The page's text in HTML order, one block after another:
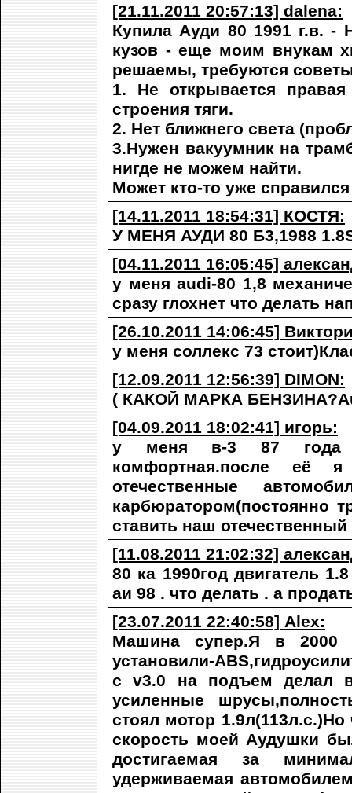
[21.11.2011 20:57:13] dalena:
Купила Ауди 80 1991 г.в.
кузов - еще моим внукам
решаемы, требуются
1. Не открывается
строения тяги.
2. Нет ближнего света
3.Нужен вакуумник на
нигде не можем найти.
Может кто-то уже
[14.11.2011 18:54:31] КОСТЯ:
У МЕНЯ АУДИ 80 Б3,1988
[04.11.2011 16:05:45]
у меня audi-80 1,8
сразу глохнет что делать
[26.10.2011 14:06:45]
у меня соллекс 73
[12.09.2011 12:56:39] DIMON:
( КАКОЙ МАРКА
[04.09.2011 18:02:41] игорь:
у меня в-3 87 года
комфортная.после её
отечественные
карбюратором(постоянно
ставить наш
[11.08.2011 21:02:32]
80 ка 1990год двигатель
аи 98 . что делать . а
[23.07.2011 22:40:58] Alex:
Машина супер.Я в 2000
установили-
с v3.0 на подъем делал
усиленные
стоял мотор
скорость моей Аудушки
достигаемая за
удерживаемая